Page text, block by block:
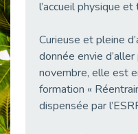
Publié le 18/05/2026
Publié le 12/05/2026
Publié le 12/05/2026
l’accueil physique
Curieuse et pleine
donnée envie
novembre, elle est
formation «
dispensée par